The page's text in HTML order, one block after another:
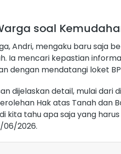
soal
Andri, mengaku baru saja
Ia mencari kepastian
dengan mendatangi loket
dijelaskan detail, mulai dari
Hak atas Tanah dan
kita tahu apa saja yang
06/2026.